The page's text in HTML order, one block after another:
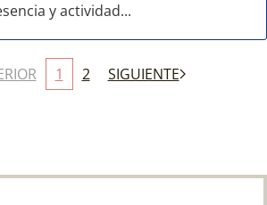
y actividad...
1 2 SIGUIENTE